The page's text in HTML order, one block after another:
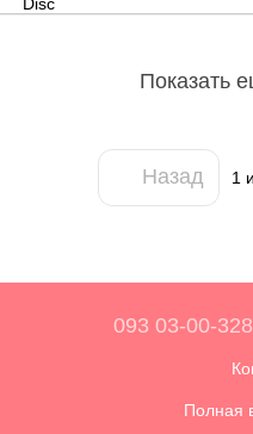
Показать
Назад 1
093 03-00-
Полная